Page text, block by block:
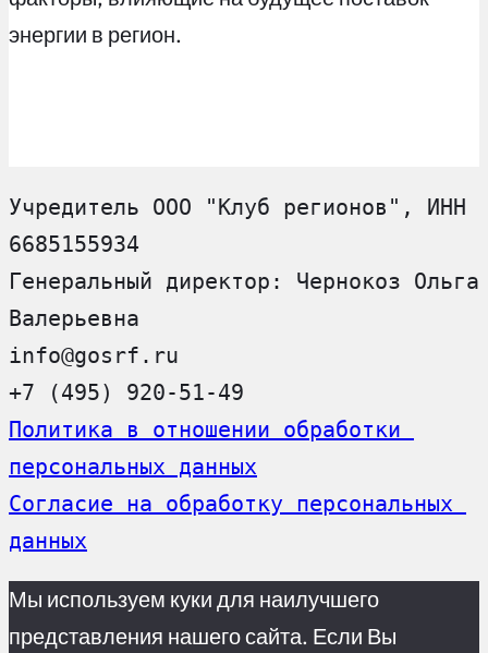
энергии в регион.
Учредитель ООО "Клуб регионов", ИНН
6685155934
Генеральный директор: Чернокоз Ольга
Валерьевна
info@gosrf.ru
+7 (495) 920-51-49
Политика в отношении обработки
персональных данных
Согласие на обработку персональных
данных
Мы используем куки для наилучшего
представления нашего сайта. Если Вы